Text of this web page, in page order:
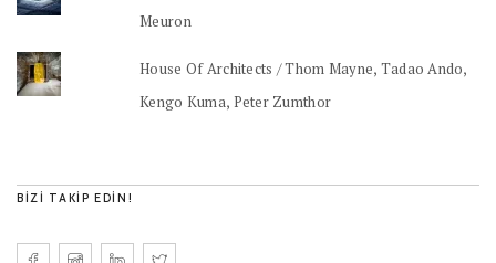
Meuron
House Of Architects / Thom Mayne, Tadao Ando,
Kengo Kuma, Peter Zumthor
BIZI TAKIP EDIN!